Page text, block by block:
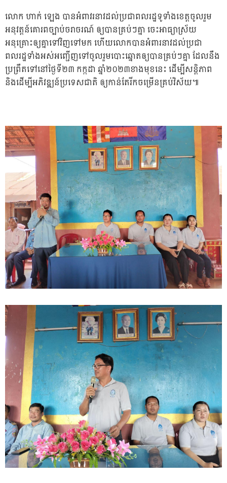
លោក ហាក់ ឡេង បានអំពាវរនាវដល់ប្រជាពលរដ្ឋទូទាំងខេត្តចូលរួម
អនុវត្តន៍គោរពច្បាប់ចរាចរណ៍ ឲ្យបានគ្រប់ៗគ្នា ចេះអាធ្យាស្រ័យ
អនុគ្រោះឲ្យគ្នាទៅវិញទៅមក ហើយលោកបានអំពារនាវដល់ប្រជា
ពលរដ្ឋទាំងអស់អញ្ជើញទៅចូលរួមបោះឆ្នោតឲ្យបានគ្រប់ៗគ្នា ដែលនឹង
ប្រព្រឹតទៅនៅថ្ងៃទី២៣ កក្កដា ឆ្នាំ២០២៣ខាងមុខនេះ ដើម្បីសន្តិភាព
និងដើម្បីអភិវឌ្ឍន៍ប្រទេសជាតិ ឲ្យកាន់តែរីកចម្រើនគ្រប់វិស័យ៕